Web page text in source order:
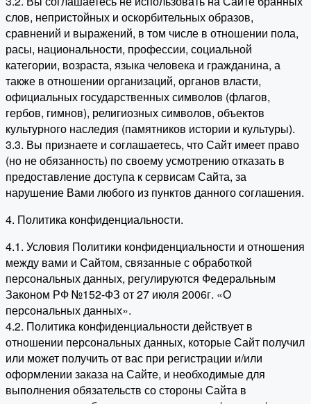
слов, непристойных и оскорбительных образов,
сравнений и выражений, в том числе в отношении пола,
расы, национальности, профессии, социальной
категории, возраста, языка человека и гражданина, а
также в отношении организаций, органов власти,
официальных государственных символов (флагов,
гербов, гимнов), религиозных символов, объектов
культурного наследия (памятников истории и культуры).
3.3. Вы признаете и соглашаетесь, что Сайт имеет право
(но не обязанность) по своему усмотрению отказать в
предоставление доступа к сервисам Сайта, за
нарушение Вами любого из пунктов данного соглашения.
4. Политика конфиденциальности.
4.1. Условия Политики конфиденциальности и отношения
между вами и Сайтом, связанные с обработкой
персональных данных, регулируются Федеральным
Законом РФ №152-ФЗ от 27 июля 2006г. «О
персональных данных».
4.2. Политика конфиденциальности действует в
отношении персональных данных, которые Сайт получил
или может получить от вас при регистрации и/или
оформлении заказа на Сайте, и необходимые для
выполнения обязательств со стороны Сайта в